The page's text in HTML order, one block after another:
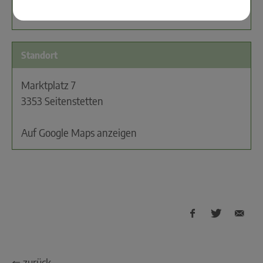
Standort
Marktplatz 7
3353 Seitenstetten
Auf Google Maps anzeigen